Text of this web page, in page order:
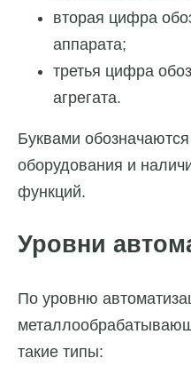
вторая цифра
аппарата;
третья цифра
агрегата.
Буквами
оборудования и
функций.
Уровни
По уровню
такие типы: